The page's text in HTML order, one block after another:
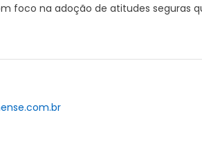
foco na adoção de atitudes seguras